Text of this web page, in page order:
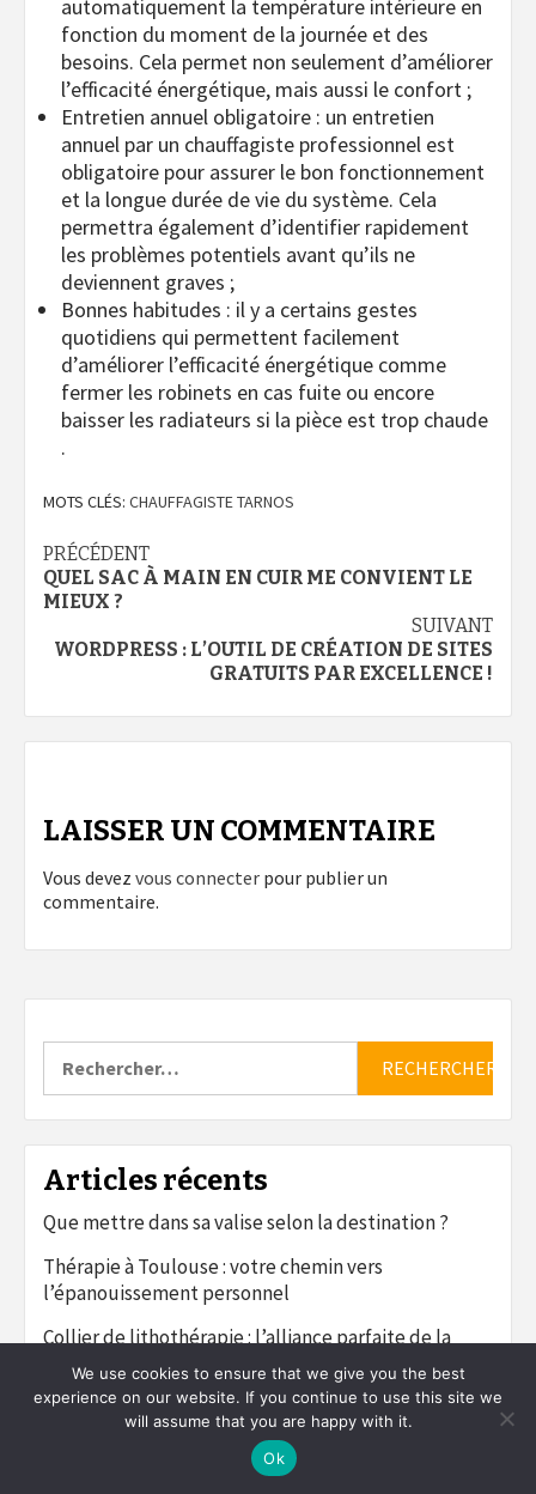
automatiquement la température intérieure en
fonction du moment de la journée et des
besoins. Cela permet non seulement d’améliorer
l’efficacité énergétique, mais aussi le confort ;
Entretien annuel obligatoire : un entretien
annuel par un chauffagiste professionnel est
obligatoire pour assurer le bon fonctionnement
et la longue durée de vie du système. Cela
permettra également d’identifier rapidement
les problèmes potentiels avant qu’ils ne
deviennent graves ;
Bonnes habitudes : il y a certains gestes
quotidiens qui permettent facilement
d’améliorer l’efficacité énergétique comme
fermer les robinets en cas fuite ou encore
baisser les radiateurs si la pièce est trop chaude
.
MOTS CLÉS: CHAUFFAGISTE TARNOS
Navigation
d’article
PRÉCÉDENT
QUEL SAC À MAIN EN CUIR ME CONVIENT LE
MIEUX ?
SUIVANT
WORDPRESS : L’OUTIL DE CRÉATION DE SITES
GRATUITS PAR EXCELLENCE !
LAISSER UN COMMENTAIRE
Vous devez vous connecter pour publier un
commentaire.
Articles récents
Que mettre dans sa valise selon la destination ?
Thérapie à Toulouse : votre chemin vers
l’épanouissement personnel
Collier de lithothérapie : l’alliance parfaite de la
haute bijouterie et de la beauté minérale
Top banques boursières : votre guide essentiel pour
un investissement réussi
Top des marques d’antivols pour voitures les plus
We use cookies to ensure that we give you the best
experience on our website. If you continue to use this site we
will assume that you are happy with it.
Ok